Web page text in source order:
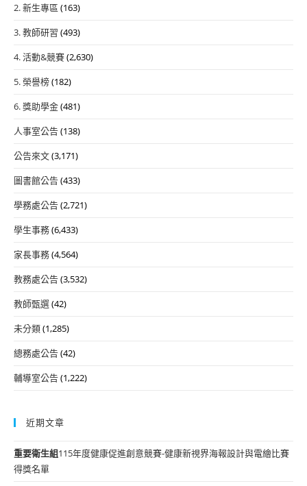
2. 新生專區 (163)
3. 教師研習 (493)
4. 活動&競賽(2,630)
5. 榮譽榜(182)
6. 獎助學金(481)
人事室公告(138)
公告來文(3,171)
圖書館公告(433)
學務處公告(2,721)
學生事務(6,433)
家長事務(4,564)
教務處公告(3,532)
教師甄選(42)
未分類(1,285)
總務處公告(42)
輔導室公告(1,222)
近期文章
重要衛生組115年度健康促進創意競賽-健康新視界海報設計與電繪比賽
得獎名單